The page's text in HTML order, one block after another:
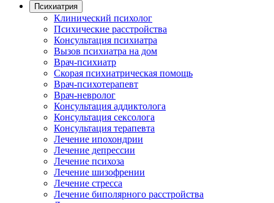
Психиатрия
Клинический психолог
Психические расстройства
Консультация психиатра
Вызов психиатра на дом
Врач-психиатр
Скорая психиатрическая помощь
Врач-психотерапевт
Врач-невролог
Консультация аддиктолога
Консультация сексолога
Консультация терапевта
Лечение ипохондрии
Лечение депрессии
Лечение психоза
Лечение шизофрении
Лечение стресса
Лечение биполярного расстройства